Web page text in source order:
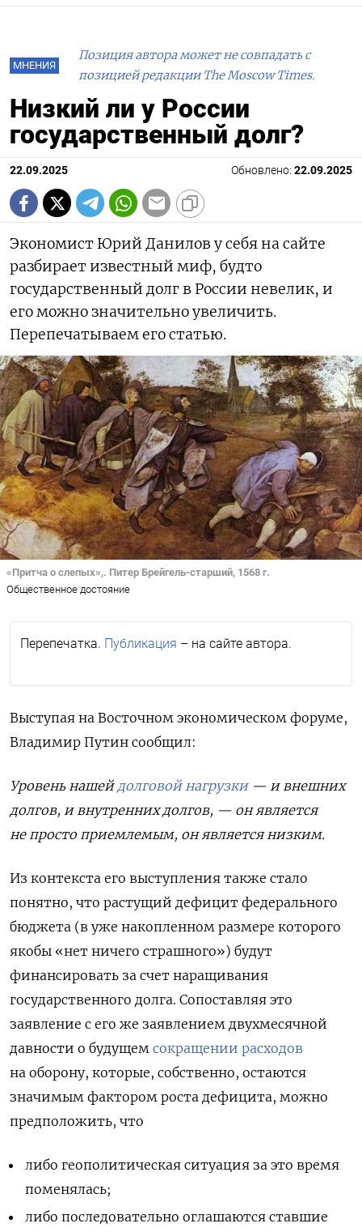
МНЕНИЯ
Позиция автора может не совпадать с
позицией редакции The Moscow Times.
Низкий ли у России
государственный долг?
22.09.2025 Обновлено: 22.09.2025
Экономист Юрий Данилов у себя на сайте
разбирает известный миф, будто
государственный долг в России невелик, и
его можно значительно увеличить.
Перепечатываем его статью.
«Притча о слепых»,. Питер Брейгель-старший, 1568 г.
Общественное достояние
Перепечатка. Публикация – на сайте автора.
Выступая на Восточном экономическом форуме,
Владимир Путин сообщил:
Уровень нашей долговой нагрузки— и внешних
долгов, и внутренних долгов, — он является
не просто приемлемым, он является низким.
Из контекста его выступления также стало
понятно, что растущий дефицит федерального
бюджета (в уже накопленном размере которого
якобы «нет ничего страшного») будут
финансировать за счет наращивания
государственного долга. Сопоставляя это
заявление с его же заявлением двухмесячной
давности о будущем сокращении расходов
на оборону, которые, собственно, остаются
значимым фактором роста дефицита, можно
предположить, что
либо геополитическая ситуация за это время
поменялась;
либо последовательно оглашаются ставшие